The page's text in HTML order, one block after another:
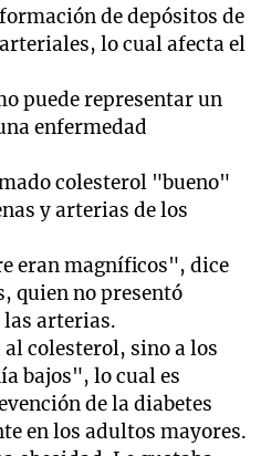
de depósitos de
lo cual afecta el
puede representar un
enfermedad
colesterol "bueno"
y arterias de los
eran magníficos", dice
quien no presentó
arterias.
al colesterol, sino a los
bajos", lo cual es
de la diabetes
en los adultos mayores.